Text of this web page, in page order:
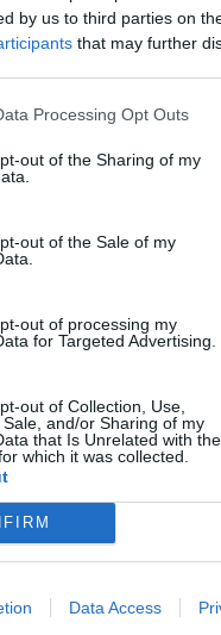
by us to third parties on
that may further
Processing Opt Outs
out of the Sharing of my
out of the Sale of my
out of processing my
for Targeted Advertising.
out of Collection, Use,
and/or Sharing of my
that Is Unrelated with the
which it was collected.
Data Access
med två barn är det
tycker jag det är
jäsning och framåt.
som är hobbyn för min
svåraste enligt dig
en riktigt clean lager
jäst och stabil, låg
humlearomer är
Humla
öl är det bästa du
som inspiration från
bourbonporter på fat
bäst. Första
av ekfat, men det
undvik att slänga
något bra i slutändan.